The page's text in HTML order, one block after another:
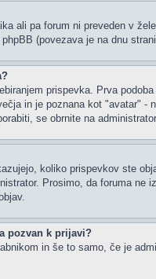
ali pa forum ni preveden v
(povezava je na dnu
prispevka. Prva
in je poznana kot "avatar"
se obrnite na
koliko prispevkov ste
Prosimo, da foruma
pozvan k prijavi?
in še to samo, če je